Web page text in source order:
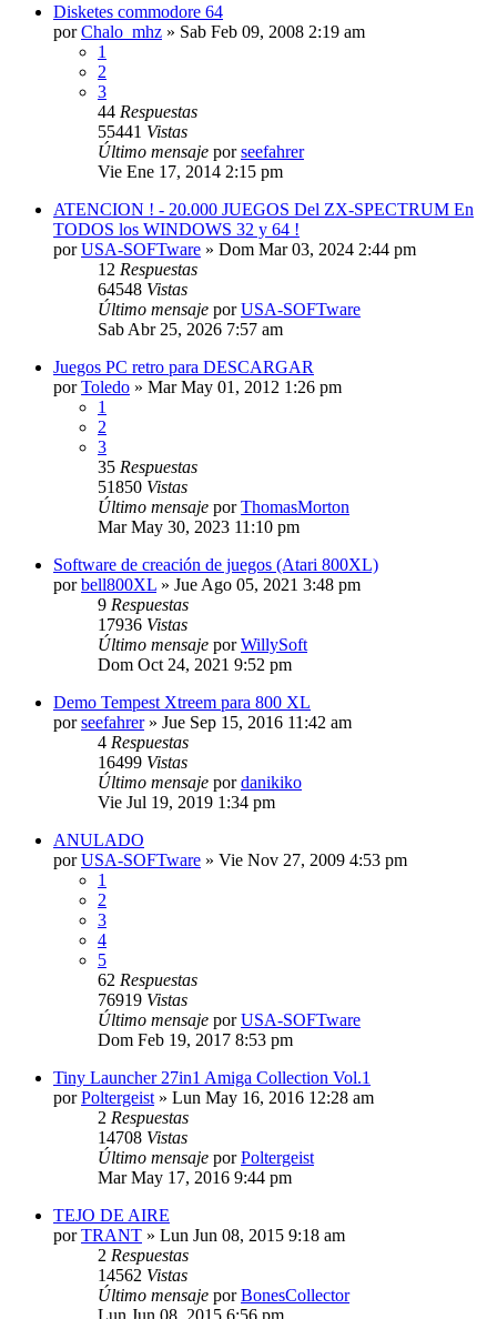
Disketes commodore 64
porChalo_mhz » Sab Feb 09, 2008 2:19 am
1
2
3
44 Respuestas
55441 Vistas
Último mensaje porseefahrer
Vie Ene 17, 2014 2:15 pm
ATENCION ! - 20.000 JUEGOS Del ZX-SPECTRUM En
TODOS los WINDOWS 32 y 64 !
porUSA-SOFTware » Dom Mar 03, 2024 2:44 pm
12 Respuestas
64548 Vistas
Último mensaje porUSA-SOFTware
Sab Abr 25, 2026 7:57 am
Juegos PC retro para DESCARGAR
porToledo » Mar May 01, 2012 1:26 pm
1
2
3
35 Respuestas
51850 Vistas
Último mensaje porThomasMorton
Mar May 30, 2023 11:10 pm
Software de creación de juegos (Atari 800XL)
porbell800XL » Jue Ago 05, 2021 3:48 pm
9 Respuestas
17936 Vistas
Último mensaje porWillySoft
Dom Oct 24, 2021 9:52 pm
Demo Tempest Xtreem para 800 XL
porseefahrer» Jue Sep 15, 2016 11:42 am
4 Respuestas
16499 Vistas
Último mensaje pordanikiko
Vie Jul 19, 2019 1:34 pm
ANULADO
porUSA-SOFTware » Vie Nov 27, 2009 4:53 pm
1
2
3
4
5
62 Respuestas
76919 Vistas
Último mensaje porUSA-SOFTware
Dom Feb 19, 2017 8:53 pm
Tiny Launcher 27in1 Amiga Collection Vol.1
porPoltergeist » Lun May 16, 2016 12:28 am
2 Respuestas
14708 Vistas
Último mensaje porPoltergeist
Mar May 17, 2016 9:44 pm
TEJO DE AIRE
porTRANT » Lun Jun 08, 2015 9:18 am
2 Respuestas
14562 Vistas
Último mensaje porBonesCollector
Lun Jun 08, 2015 6:56 pm